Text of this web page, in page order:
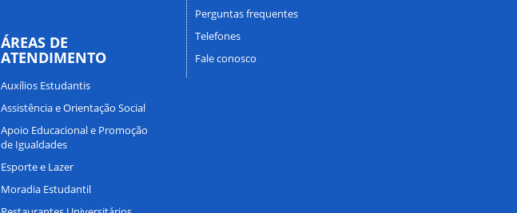
ÁREAS DE
ATENDIMENTO
Auxílios Estudantis
Assistência e Orientação Social
Apoio Educacional e Promoção
de Igualdades
Esporte e Lazer
Moradia Estudantil
Perguntas frequentes
Telefones
Fale conosco